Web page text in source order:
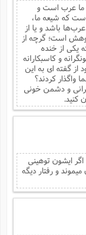
ما عرب است و
که شیعه ما،
باشد و یا از
است؛ گرچه از
از خنده
و کاسبکارانه
گفته ای به این
کردند؟
و دشمن خونی
ایشون توهینی
و رفتار دیگه